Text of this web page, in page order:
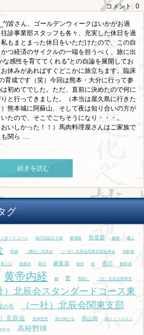
コメント: 0
皆さん、ゴールデンウィークはいかがお過
診事業部スタッフも各々、充実した休日を過
もまとまった休日をいただけたので、この自
つ経済のサイクルの一端を担うべく、旅に出
な感性を育ててくれる”との自論を展開してお
休みがあればすぐどこかに旅立ちます。臨床
育成です（笑）今回は熊本・大分に行って参
初めてでした。ただ、直前に決めたので何に
と行ってきました。（本当は屋久島に行きた
熊本城に阿蘇山、そして夜は知り合いの方が
たので、そこでごちそうになり・・・。
おいしかった！！）馬肉料理屋さんはご家族で
関ら ....
続きを読む
グ
ダードコース 高円宮妃久子様 麻沸散 骨度篇 麻痺 魔よ
黙祷 （般社）北辰会 （一社）北辰会関東支部定例会 高齢者
人口 髄膜炎 黄疸 麻黄湯 骨折 鯖 香川 鯛茶漬
黄帝内経 鯛 驚 馬刺し （社）北辰会関東支
）北辰会スタンダードコース東
の毛 （一社）北辰会関東支部
北辰会 鬼神思想 髪が伸びる 高山病 鳥インフルエン
先生 高校野球